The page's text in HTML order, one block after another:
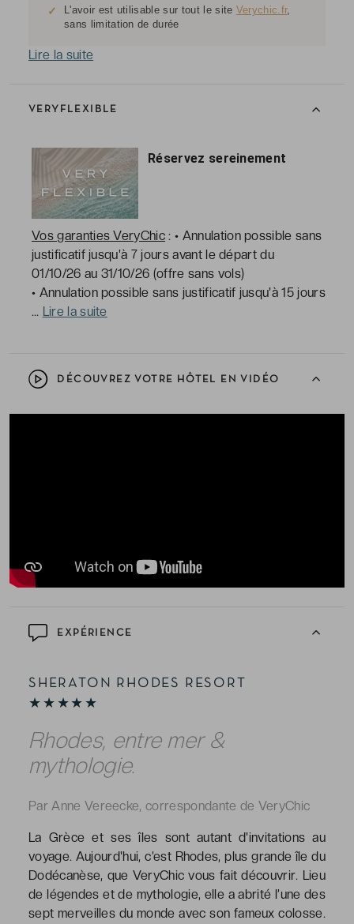
VERYFLEXIBLE
Réservez sereinement
Vos garanties VeryChic : • Annulation possible sans
justificatif jusqu'à 7 jours avant le départ du
01/10/26 au 31/10/26 (offre sans vols)
• Annulation possible sans justificatif jusqu'à 15 jours
… Lire la suite
DÉCOUVREZ VOTRE HÔTEL EN VIDÉO
EXPÉRIENCE
SHERATON RHODES RESORT
★★★★★
Rhodes, entre mer &
mythologie.
Par Anne Vereecke, correspondante de VeryChic
La Grèce et ses îles sont autant d'invitations au
voyage. Aujourd'hui, c’est Rhodes, plus grande île du
Dodécanèse, que VeryChic vous fait découvrir. Lieu
de légendes et de mythologie, elle a abrité l’une des
sept merveilles du monde avec son fameux colosse.
✓ L'avoir est utilisable sur tout le site Verychic.fr,
sans limitation de durée
Lire la suite